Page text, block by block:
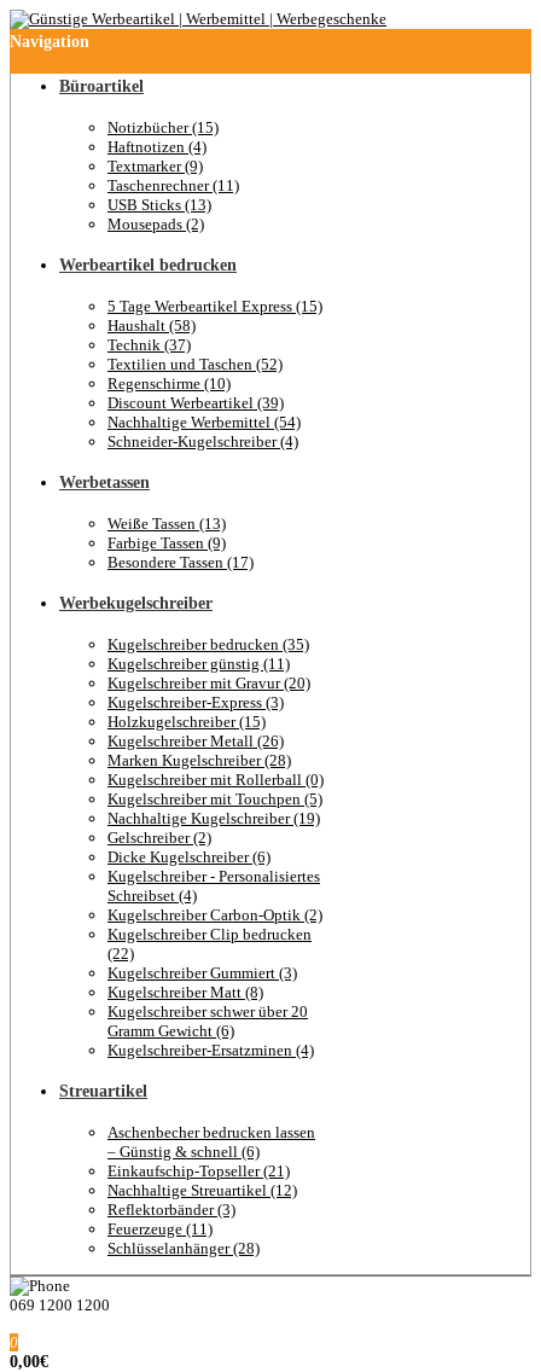
Navigation
Büroartikel
Notizbücher (15)
Haftnotizen (4)
Textmarker (9)
Taschenrechner (11)
USB Sticks (13)
Mousepads (2)
Werbeartikel bedrucken
5 Tage Werbeartikel Express (15)
Haushalt (58)
Technik (37)
Textilien und Taschen (52)
Regenschirme (10)
Discount Werbeartikel (39)
Nachhaltige Werbemittel (54)
Schneider-Kugelschreiber (4)
Werbetassen
Weiße Tassen (13)
Farbige Tassen (9)
Besondere Tassen (17)
Werbekugelschreiber
Kugelschreiber bedrucken (35)
Kugelschreiber günstig (11)
Kugelschreiber mit Gravur (20)
Kugelschreiber-Express (3)
Holzkugelschreiber (15)
Kugelschreiber Metall (26)
Marken Kugelschreiber (28)
Kugelschreiber mit Rollerball (0)
Kugelschreiber mit Touchpen (5)
Nachhaltige Kugelschreiber (19)
Gelschreiber (2)
Dicke Kugelschreiber (6)
Kugelschreiber - Personalisiertes
Schreibset (4)
Kugelschreiber Carbon-Optik (2)
Kugelschreiber Clip bedrucken
(22)
Kugelschreiber Gummiert (3)
Kugelschreiber Matt (8)
Kugelschreiber schwer über 20
Gramm Gewicht (6)
Kugelschreiber-Ersatzminen (4)
Streuartikel
Aschenbecher bedrucken lassen
– Günstig & schnell (6)
Einkaufschip-Topseller (21)
Nachhaltige Streuartikel (12)
Reflektorbänder (3)
Feuerzeuge (11)
Schlüsselanhänger (28)
069 1200 1200
0
0,00€